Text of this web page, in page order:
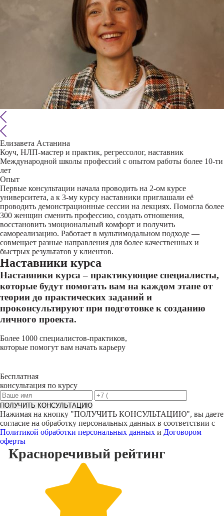
Елизавета Астанина
Коуч, НЛП-мастер и практик, регрессолог, наставник
Международной школы профессий с опытом работы более 10-ти
лет
Опыт
Первые консультации начала проводить на 2-ом курсе
университета, а к 3-му курсу наставники приглашали её
проводить демонстрационные сессии на лекциях. Помогла более
300 женщин сменить профессию, создать отношения,
восстановить эмоциональный комфорт и получить
самореализацию. Работает в мультимодальном подходе —
совмещает разные направления для более качественных и
быстрых результатов у клиентов.
Наставники курса
Наставники курса – практикующие специалисты,
которые будут помогать вам на каждом этапе от
теории до практических заданий и
проконсультируют при подготовке к созданию
личного проекта.
Более 1000 специалистов-практиков,
которые помогут вам начать карьеру
Бесплатная
консультация по курсу
ПОЛУЧИТЬ КОНСУЛЬТАЦИЮ
Нажимая на кнопку "ПОЛУЧИТЬ КОНСУЛЬТАЦИЮ", вы даете
согласие на обработку персональных данных в соответствии с
Политикой обработки персональных данных и Договором
оферты
Красноречивый рейтинг